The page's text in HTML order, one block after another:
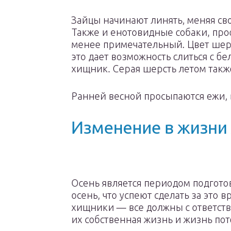
Зайцы начинают линять, меняя
Также и енотовидные собаки,
менее примечательный. Цвет
это дает возможность слиться с
хищник. Серая шерсть летом
Ранней весной просыпаются ежи,
Изменение в
Осень является периодом
осень, что успеют сделать за
хищники — все должны с
их собственная жизнь и жизнь